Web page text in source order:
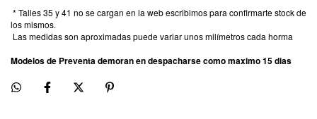
* Talles 35 y 41 no se cargan en la web escribimos para confirmarte stock de
los mismos.
Las medidas son aproximadas puede variar unos milímetros cada horma
Modelos de Preventa demoran en despacharse como maximo 15 dias